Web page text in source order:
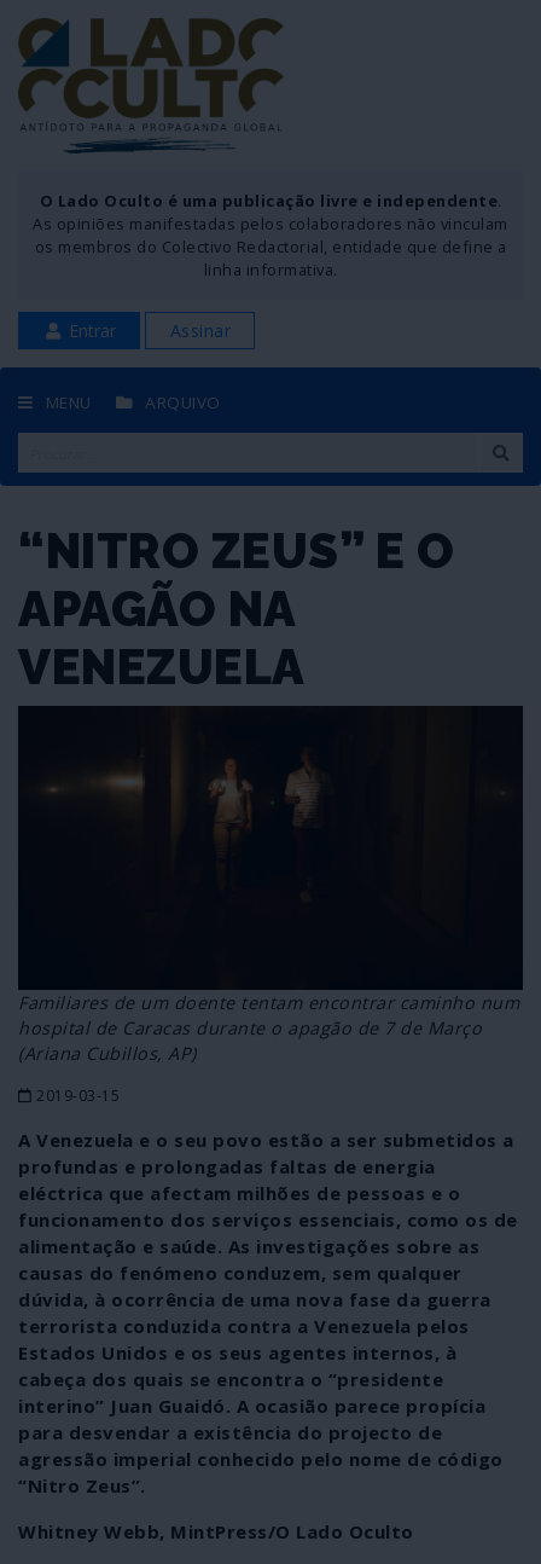
O Lado Oculto é uma publicação livre e independente.
As opiniões manifestadas pelos colaboradores não vinculam
os membros do Colectivo Redactorial, entidade que define a
linha informativa.
Entrar Assinar
MENU ARQUIVO
“NITRO ZEUS” E O
APAGÃO NA
VENEZUELA
Familiares de um doente tentam encontrar caminho num
hospital de Caracas durante o apagão de 7 de Março
(Ariana Cubillos, AP)
2019-03-15
A Venezuela e o seu povo estão a ser submetidos a
profundas e prolongadas faltas de energia
eléctrica que afectam milhões de pessoas e o
funcionamento dos serviços essenciais, como os de
alimentação e saúde. As investigações sobre as
causas do fenómeno conduzem, sem qualquer
dúvida, à ocorrência de uma nova fase da guerra
terrorista conduzida contra a Venezuela pelos
Estados Unidos e os seus agentes internos, à
cabeça dos quais se encontra o “presidente
interino” Juan Guaidó. A ocasião parece propícia
para desvendar a existência do projecto de
agressão imperial conhecido pelo nome de código
“Nitro Zeus”.
Whitney Webb, MintPress/O Lado Oculto